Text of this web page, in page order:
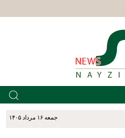
جمعه ۱۶ مرداد ۱۴۰۵